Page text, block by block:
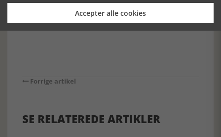
[Historie-online.dk, den 26. marts 2024]
Forrige artikel
SE RELATEREDE ARTIKLER
Accepter alle cookies